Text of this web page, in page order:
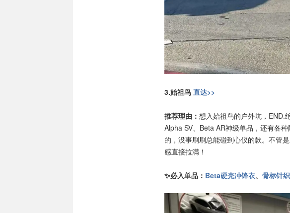
3.始祖鸟 直达>>
推荐理由： 想入始祖鸟的户外坑，END.
Alpha SV、Beta AR神级单品，还有各
的，没事刷刷总能碰到心仪的款。不管
感直接拉满！
✨必入单品： Beta硬壳冲锋衣、 骨标针